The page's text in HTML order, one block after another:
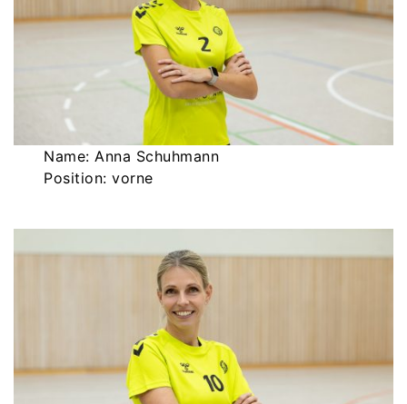
Name: Anna Schuhmann
Position: vorne